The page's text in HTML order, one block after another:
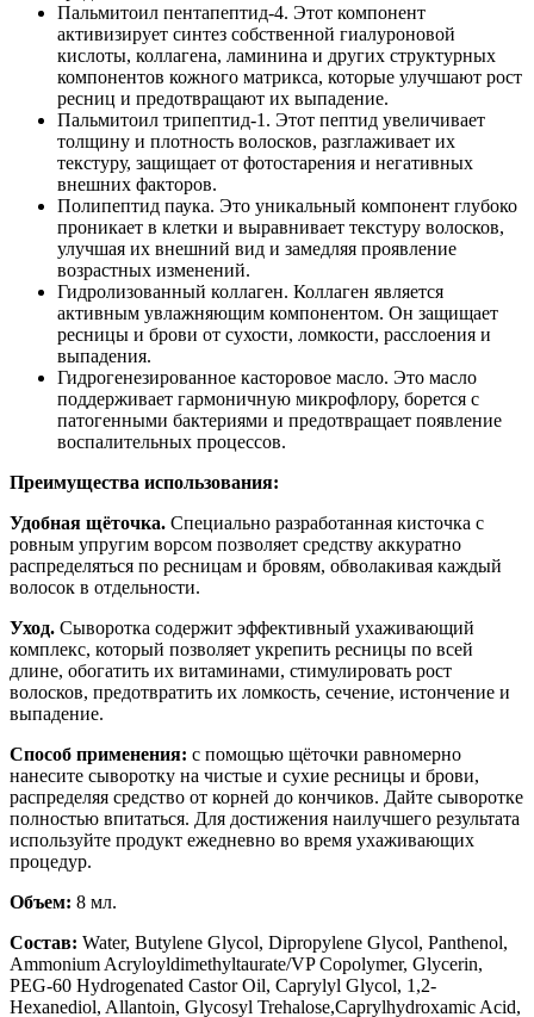
Пальмитоил пентапептид-4. Этот компонент
активизирует синтез собственной гиалуроновой
кислоты, коллагена, ламинина и других структурных
компонентов кожного матрикса, которые улучшают рост
ресниц и предотвращают их выпадение.
Пальмитоил трипептид-1. Этот пептид увеличивает
толщину и плотность волосков, разглаживает их
текстуру, защищает от фотостарения и негативных
внешних факторов.
Полипептид паука. Это уникальный компонент глубоко
проникает в клетки и выравнивает текстуру волосков,
улучшая их внешний вид и замедляя проявление
возрастных изменений.
Гидролизованный коллаген. Коллаген является
активным увлажняющим компонентом. Он защищает
ресницы и брови от сухости, ломкости, расслоения и
выпадения.
Гидрогенезированное касторовое масло. Это масло
поддерживает гармоничную микрофлору, борется с
патогенными бактериями и предотвращает появление
воспалительных процессов.
Преимущества использования:
Удобная щёточка. Специально разработанная кисточка с
ровным упругим ворсом позволяет средству аккуратно
распределяться по ресницам и бровям, обволакивая каждый
волосок в отдельности.
Уход. Сыворотка содержит эффективный ухаживающий
комплекс, который позволяет укрепить ресницы по всей
длине, обогатить их витаминами, стимулировать рост
волосков, предотвратить их ломкость, сечение, истончение и
выпадение.
Способ применения: с помощью щёточки равномерно
нанесите сыворотку на чистые и сухие ресницы и брови,
распределяя средство от корней до кончиков. Дайте сыворотке
полностью впитаться. Для достижения наилучшего результата
используйте продукт ежедневно во время ухаживающих
процедур.
Объем: 8 мл.
Состав: Water, Butylene Glycol, Dipropylene Glycol, Panthenol,
Ammonium Acryloyldimethyltaurate/VP Copolymer, Glycerin,
PEG-60 Hydrogenated Castor Oil, Caprylyl Glycol, 1,2-
Hexanediol, Allantoin, Glycosyl Trehalose,Caprylhydroxamic Acid,